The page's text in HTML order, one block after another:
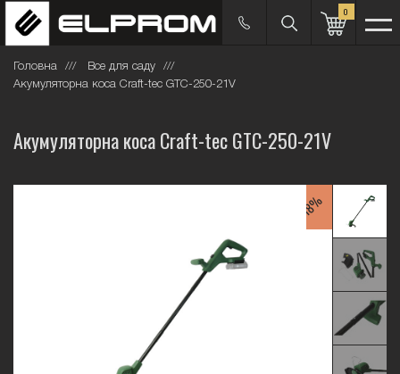
0
Головна
Все для саду
Акумуляторна коса Craft-tec GTC-250-21V
Акумуляторна коса Craft-tec GTC-250-21V
-18%